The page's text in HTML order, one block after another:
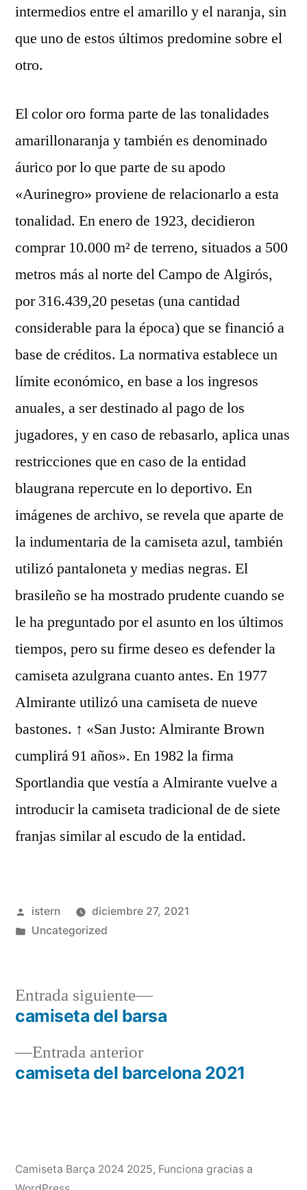
intermedios entre el amarillo y el naranja, sin
que uno de estos últimos predomine sobre el
otro.
El color oro forma parte de las tonalidades
amarillonaranja y también es denominado
áurico por lo que parte de su apodo
«Aurinegro» proviene de relacionarlo a esta
tonalidad. En enero de 1923, decidieron
comprar 10.000 m² de terreno, situados a 500
metros más al norte del Campo de Algirós,
por 316.439,20 pesetas (una cantidad
considerable para la época) que se financió a
base de créditos. La normativa establece un
límite económico, en base a los ingresos
anuales, a ser destinado al pago de los
jugadores, y en caso de rebasarlo, aplica unas
restricciones que en caso de la entidad
blaugrana repercute en lo deportivo. En
imágenes de archivo, se revela que aparte de
la indumentaria de la camiseta azul, también
utilizó pantaloneta y medias negras. El
brasileño se ha mostrado prudente cuando se
le ha preguntado por el asunto en los últimos
tiempos, pero su firme deseo es defender la
camiseta azulgrana cuanto antes. En 1977
Almirante utilizó una camiseta de nueve
bastones. ↑ «San Justo: Almirante Brown
cumplirá 91 años». En 1982 la firma
Sportlandia que vestía a Almirante vuelve a
introducir la camiseta tradicional de de siete
franjas similar al escudo de la entidad.
Publicado
por
istern
diciembre 27, 2021
Publicado
Uncategorized
Navegación
deEntrada anteriorEntrada
anterior:
camiseta del barcelona 2021
Entrada siguiente
Entrada
siguiente:
camiseta del barsa
Camiseta Barça 2024 2025, Funciona gracias a